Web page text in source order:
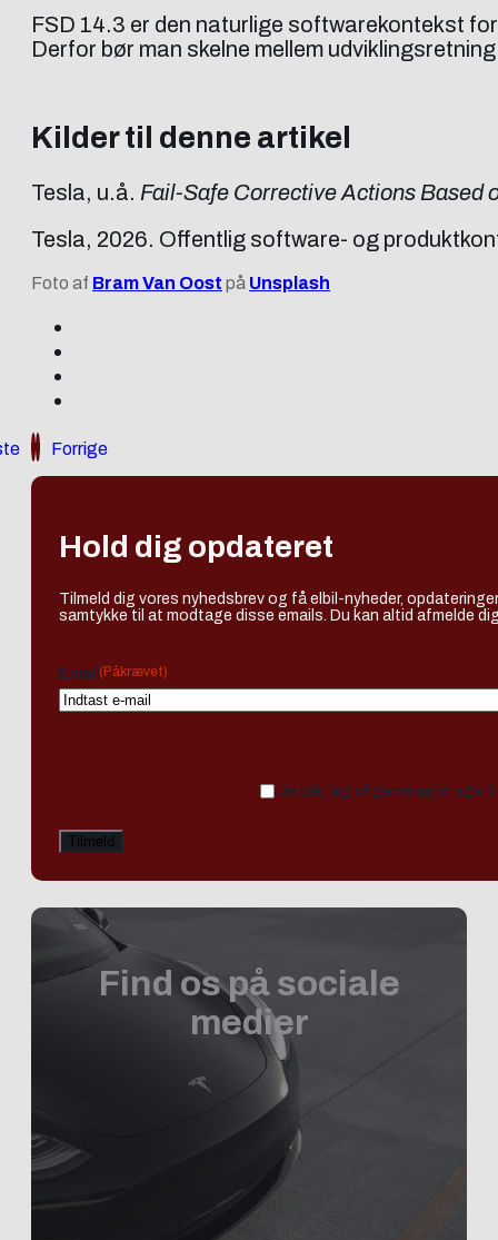
FSD 14.3 er den naturlige softwarekontekst
Derfor bør man skelne mellem
Kilder til denne artikel
Tesla, u.å. Fail-Safe Corrective Actions Based
Tesla, 2026. Offentlig software- og
Foto af Bram Van Oost på Unsplash
Forrige
Hold dig opdateret
Tilmeld dig vores nyhedsbrev og få elbil-nyheder,
samtykke til at modtage disse emails. Du kan altid afmelde
Email (Påkrævet)
Ja tak, jeg vil gerne modtage
Find os på sociale
medier